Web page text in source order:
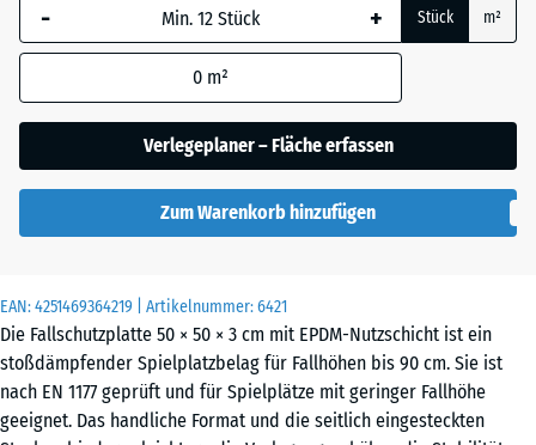
EAN:4251469364219 | Artikelnummer:6421
Die Fallschutzplatte 50 × 50 × 3 cm mit EPDM-Nutzschicht ist ein
stoßdämpfender Spielplatzbelag für Fallhöhen bis 90 cm. Sie ist
nach EN 1177 geprüft und für Spielplätze mit geringer Fallhöhe
geeignet. Das handliche Format und die seitlich eingesteckten
Dunkelgrauer
- 2,20 €
Rasen
Grauer
Granit
- + Stück m²
0 m²
Verlegeplaner – Fläche erfassen
Zum Warenkorb hinzufügen